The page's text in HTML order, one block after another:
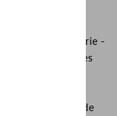
« Gavia » -
- Peinture
de la série -
de qualité des
gamme
des jantes -
qualités de